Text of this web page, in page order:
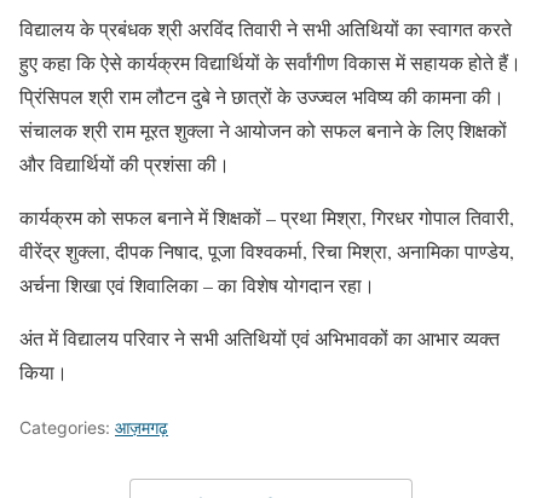
विद्यालय के प्रबंधक श्री अरविंद तिवारी ने सभी अतिथियों का स्वागत करते
हुए कहा कि ऐसे कार्यक्रम विद्यार्थियों के सर्वांगीण विकास में सहायक होते हैं।
प्रिंसिपल श्री राम लौटन दुबे ने छात्रों के उज्ज्वल भविष्य की कामना की।
संचालक श्री राम मूरत शुक्ला ने आयोजन को सफल बनाने के लिए शिक्षकों
और विद्यार्थियों की प्रशंसा की।
कार्यक्रम को सफल बनाने में शिक्षकों – प्रथा मिश्रा, गिरधर गोपाल तिवारी,
वीरेंद्र शुक्ला, दीपक निषाद, पूजा विश्वकर्मा, रिचा मिश्रा, अनामिका पाण्डेय,
अर्चना शिखा एवं शिवालिका – का विशेष योगदान रहा।
अंत में विद्यालय परिवार ने सभी अतिथियों एवं अभिभावकों का आभार व्यक्त
किया।
Categories: आज़मगढ़